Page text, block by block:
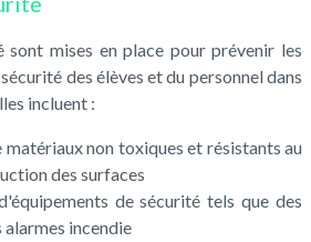
sont mises en place pour prévenir les
des élèves et du personnel dans
incluent :
matériaux non toxiques et résistants au
des surfaces
de sécurité tels que des
incendie